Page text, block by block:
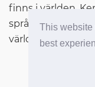
This website
best
finns i världen.
språk, litteratur
världen genom